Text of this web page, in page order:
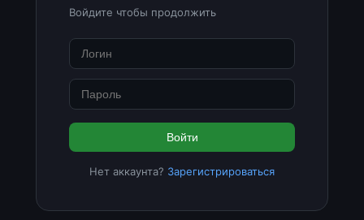
Войдите чтобы продолжить
Войти
Нет аккаунта? Зарегистрироваться